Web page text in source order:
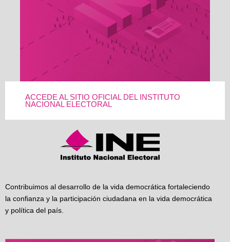
ACCEDE AL SITIO OFICIAL DEL INSTITUTO
NACIONAL ELECTORAL
Contribuimos al desarrollo de la vida democrática fortaleciendo
la confianza y la participación ciudadana en la vida democrática
y política del país.